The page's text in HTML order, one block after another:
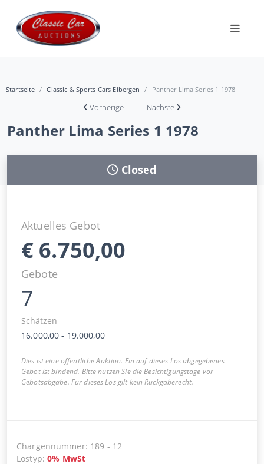
Startseite Classic & Sports Cars Eibergen Panther Lima Series 1 1978
Vorherige Nächste
Panther Lima Series 1 1978
Closed
Aktuelles Gebot
€ 6.750,00
Gebote
7
Schätzen
16.000,00 - 19.000,00
Dies ist eine öffentliche Auktion. Ein auf dieses Los abgegebenes
Gebot ist bindend. Bitte nutzen Sie die Besichtigungstage vor
Gebotsabgabe. Für dieses Los gilt kein Rückgaberecht.
Chargennummer: 189 - 12
Lostyp:0% MwSt